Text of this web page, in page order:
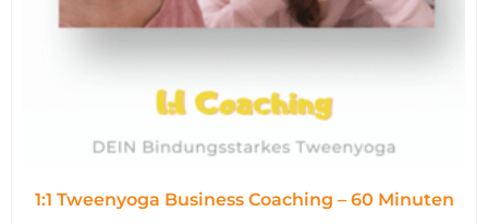
1:1 Tweenyoga Business Coaching – 60 Minuten